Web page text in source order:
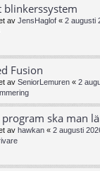
blinkerssystem
av JensHaglof « 2 augusti
Fusion
av SeniorLemuren « 2
ska man
av hawkan « 2 augusti